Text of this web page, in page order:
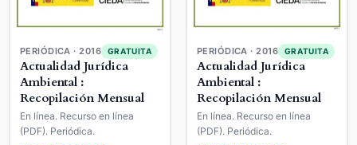
PERIÓDICA · 2016 GRATUITA
Actualidad Jurídica
Ambiental :
Recopilación Mensual
En línea. Recurso en línea
(PDF). Periódica.
PERIÓDICA · 2016 GRATUITA
Actualidad Jurídica
Ambiental :
Recopilación Mensual
En línea. Recurso en línea
(PDF). Periódica.